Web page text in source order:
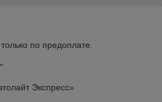
по предоплате.
Экспресс»